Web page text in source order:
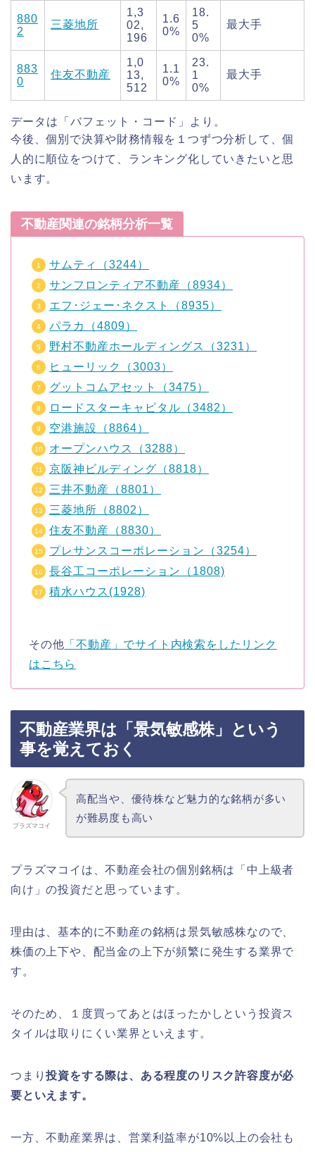
880
2
三菱地所
1,3
02,
196
1.6
0%
18.
5
0%
最大手
883
0
住友不動産
1,0
13,
512
1.1
0%
23.
1
0%
最大手
データは「バフェット・コード」より。
今後、個別で決算や財務情報を１つずつ分析して、個
人的に順位をつけて、ランキング化していきたいと思
います。
不動産関連の銘柄分析一覧
サムティ（3244）
サンフロンティア不動産（8934）
エフ･ジェー･ネクスト（8935）
パラカ（4809）
野村不動産ホールディングス（3231）
ヒューリック（3003）
グットコムアセット（3475）
ロードスターキャピタル（3482）
空港施設（8864）
オープンハウス（3288）
京阪神ビルディング（8818）
三井不動産（8801）
三菱地所（8802）
住友不動産（8830）
プレサンスコーポレーション（3254）
長谷工コーポレーション（1808)
積水ハウス(1928)
その他 「不動産」でサイト内検索をしたリンク
はこちら
不動産業界は「景気敏感株」という
事を覚えておく
プラズマコイ
高配当や、優待株など魅力的な銘柄が多い
が難易度も高い
プラズマコイは、不動産会社の個別銘柄は「中上級者
向け」の投資だと思っています。
理由は、基本的に不動産の銘柄は景気敏感株なので、
株価の上下や、配当金の上下が頻繁に発生する業界で
す。
そのため、１度買ってあとはほったかしという投資ス
タイルは取りにくい業界といえます。
つまり投資をする際は、ある程度のリスク許容度が必
要といえます。
一方、不動産業界は、営業利益率が10%以上の会社も